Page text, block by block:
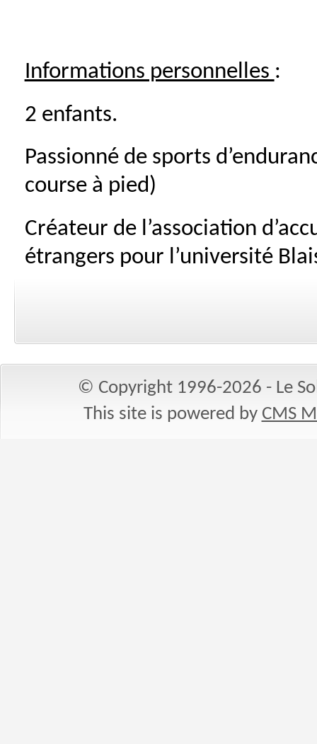
Informations personnelles :
2 enfants.
Passionné de sports
course à pied)
Créateur de l’association
étrangers pour l’université
© Copyright 1996-2026 - Le
This site is powered by CMS